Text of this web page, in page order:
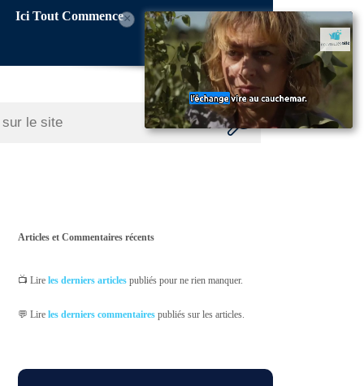
Ici Tout Commence×
Articles et Commentaires récents
📺 Lireles derniers articles publiés pour ne rien manquer.
💬 Lireles derniers commentaires publiés sur les articles.